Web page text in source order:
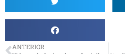
ANTERIOR